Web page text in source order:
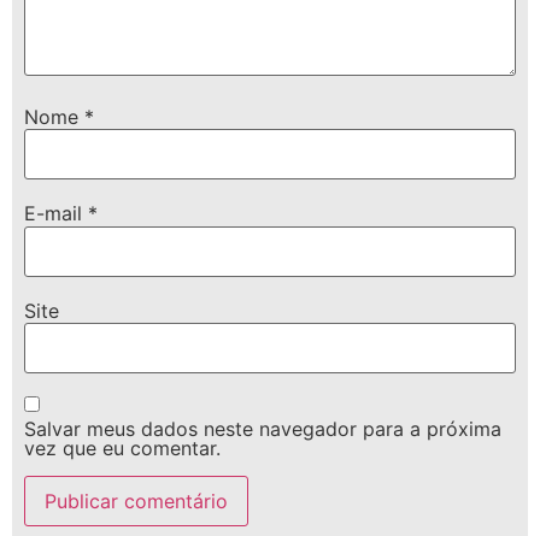
Nome *
E-mail *
Site
Salvar meus dados neste navegador para a próxima
vez que eu comentar.